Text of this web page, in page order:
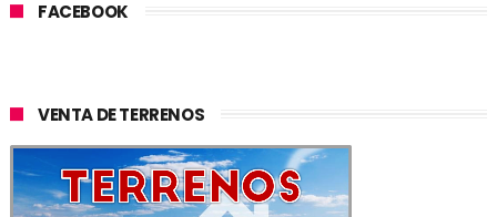
FACEBOOK
VENTA DE TERRENOS